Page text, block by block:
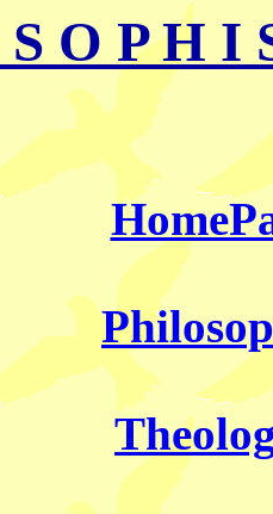
S O P H